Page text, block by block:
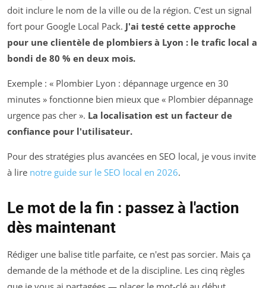
doit inclure le nom de la ville ou de la région. C'est un signal
fort pour Google Local Pack. J'ai testé cette approche
pour une clientèle de plombiers à Lyon : le trafic local a
bondi de 80 % en deux mois.
Exemple : « Plombier Lyon : dépannage urgence en 30
minutes » fonctionne bien mieux que « Plombier dépannage
urgence pas cher ». La localisation est un facteur de
confiance pour l'utilisateur.
Pour des stratégies plus avancées en SEO local, je vous invite
à lire notre guide sur le SEO local en 2026.
Le mot de la fin : passez à l'action
dès maintenant
Rédiger une balise title parfaite, ce n'est pas sorcier. Mais ça
demande de la méthode et de la discipline. Les cinq règles